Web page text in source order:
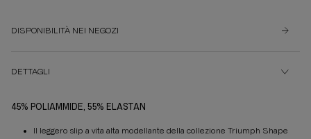
DISPONIBILITÀ NEI NEGOZI
DETTAGLI
45% POLIAMMIDE, 55% ELASTAN
Il leggero slip a vita alta modellante della collezione Triumph Shape